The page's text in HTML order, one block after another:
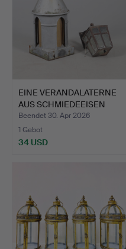
EINE VERANDALATERNE
AUS SCHMIEDEEISEN
UND …
Beendet 30. Apr 2026
1 Gebot
34 USD